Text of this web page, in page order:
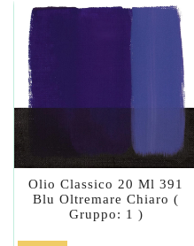
Olio Classico 20 Ml 391
Blu Oltremare Chiaro (
Gruppo: 1 )